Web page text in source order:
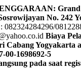
Grand
No. 242
082324284296/
Biaya
Cabang Yogyakarta
00-1698692-5
pada saat